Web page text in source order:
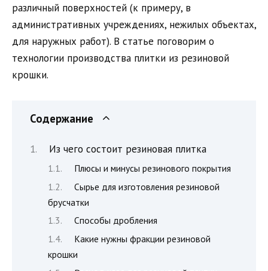
различный поверхностей (к примеру, в
административных учреждениях, нежилых объектах,
для наружных работ). В статье поговорим о
технологии производства плитки из резиновой
крошки.
Содержание
Из чего состоит резиновая плитка
Плюсы и минусы резинового покрытия
Сырье для изготовления резиновой
брусчатки
Способы дробления
Какие нужны фракции резиновой
крошки